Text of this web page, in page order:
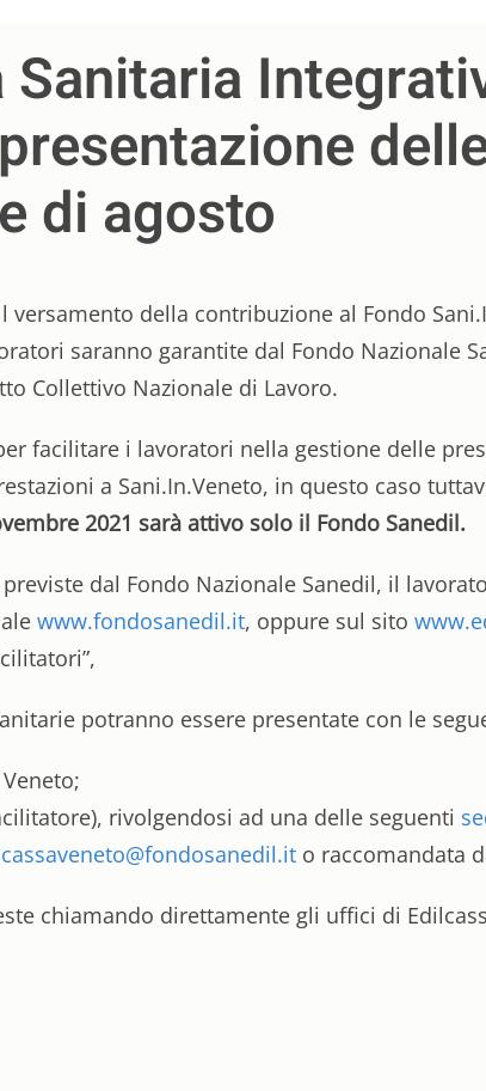
di agosto
della contribuzione al Fondo
saranno garantite dal Fondo Nazionale
Collettivo Nazionale di Lavoro.
facilitare i lavoratori nella gestione delle
a Sani.In.Veneto, in questo caso
2021 sarà attivo solo il Fondo Sanedil.
dal Fondo Nazionale Sanedil, il
www.fondosanedil.it, oppure sul sito
potranno essere presentate con le
rivolgendosi ad una delle seguenti
o raccomandata
chiamando direttamente gli uffici di